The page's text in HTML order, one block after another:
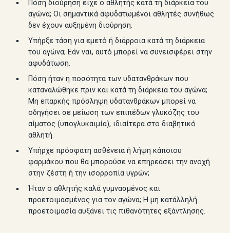
Πόση διούρηση είχε ο αθλητής κατά τη διάρκεια του
αγώνα; Οι σημαντικά αφυδατωμένοι αθλητές συνήθως
δεν έχουν αυξημένη διούρηση.
Υπήρξε τάση για εμετό ή διάρροια κατά τη διάρκεια
του αγώνα; Εάν ναι, αυτό μπορεί να συνεισφέρει στην
αφυδάτωση.
Πόση ήταν η ποσότητα των υδατανθράκων που
καταναλώθηκε πριν και κατά τη διάρκεια του αγώνα;
Μη επαρκής πρόσληψη υδατανθράκων μπορεί να
οδηγήσει σε μείωση των επιπέδων γλυκόζης του
αίματος (υπογλυκαιμία), ιδιαίτερα στο διαβητικό
αθλητή.
Υπήρχε πρόσφατη ασθένεια ή λήψη κάποιου
φαρμάκου που θα μπορούσε να επηρεάσει την ανοχή
στην ζέστη ή την ισορροπία υγρών;
Ήταν ο αθλητής καλά γυμνασμένος και
προετοιμασμένος για τον αγώνα; Η μη κατάλληλή
προετοιμασία αυξάνει τις πιθανότητες εξάντλησης.